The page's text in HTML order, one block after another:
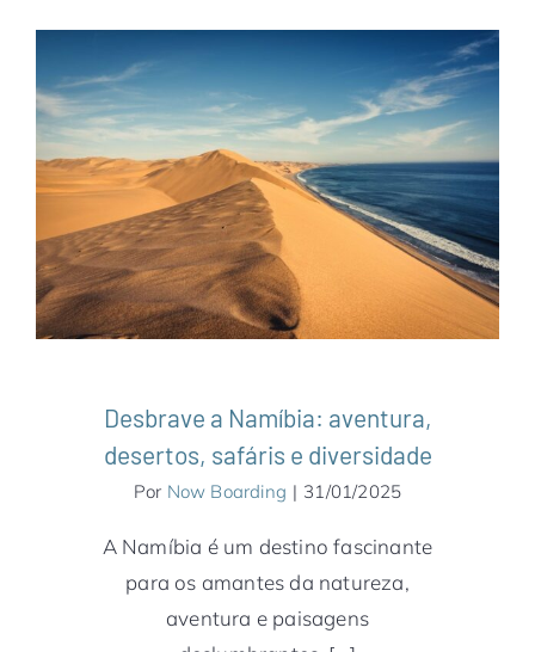
Desbrave a Namíbia: aventura, desertos,
safáris e diversidade
África Namíbia Notícias Windhoek
Desbrave a Namíbia: aventura,
desertos, safáris e diversidade
Por Now Boarding | 31/01/2025
A Namíbia é um destino fascinante
para os amantes da natureza,
aventura e paisagens